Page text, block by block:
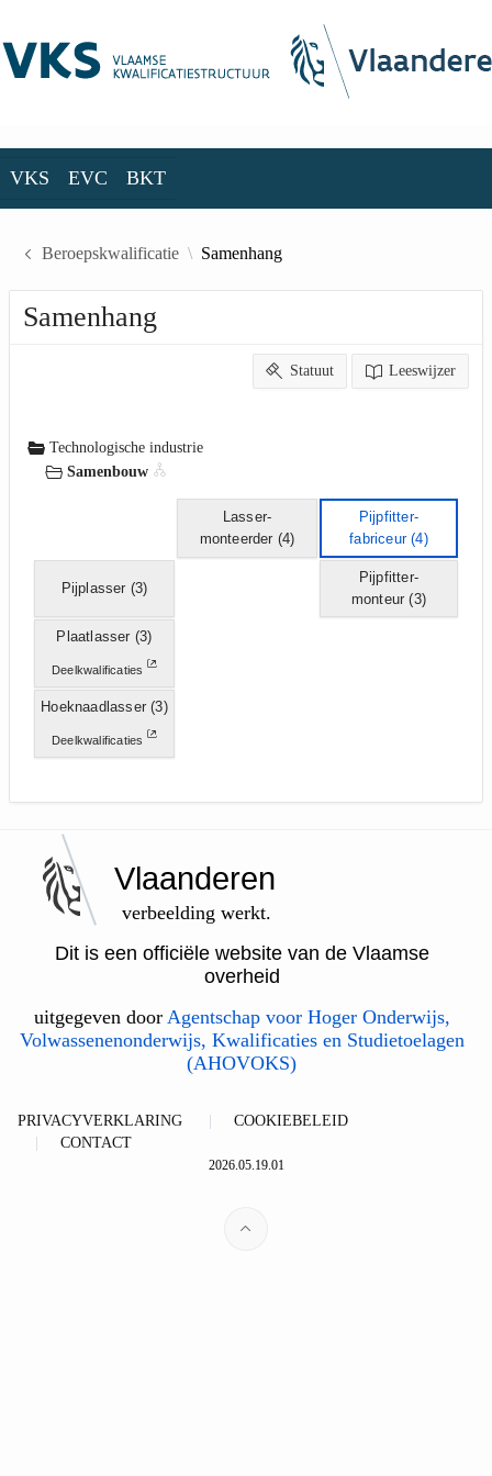
VKS EVC BKT
Beroepskwalificatie Samenhang
Samenhang
Statuut Leeswijzer
Technologische industrie
Samenbouw
Lasser-
monteerder (4)
Pijpfitter-
fabriceur(4)
Pijplasser (3)
Pijpfitter-
monteur (3)
Plaatlasser (3)
Deelkwalificaties
Hoeknaadlasser (3)
Deelkwalificaties
Vlaanderen
verbeelding werkt.
Dit is een officiële website van de Vlaamse
overheid
uitgegeven door Agentschap voor Hoger Onderwijs,
Volwassenenonderwijs, Kwalificaties en Studietoelagen
(AHOVOKS)
PRIVACYVERKLARING
COOKIEBELEID
CONTACT
2026.05.19.01